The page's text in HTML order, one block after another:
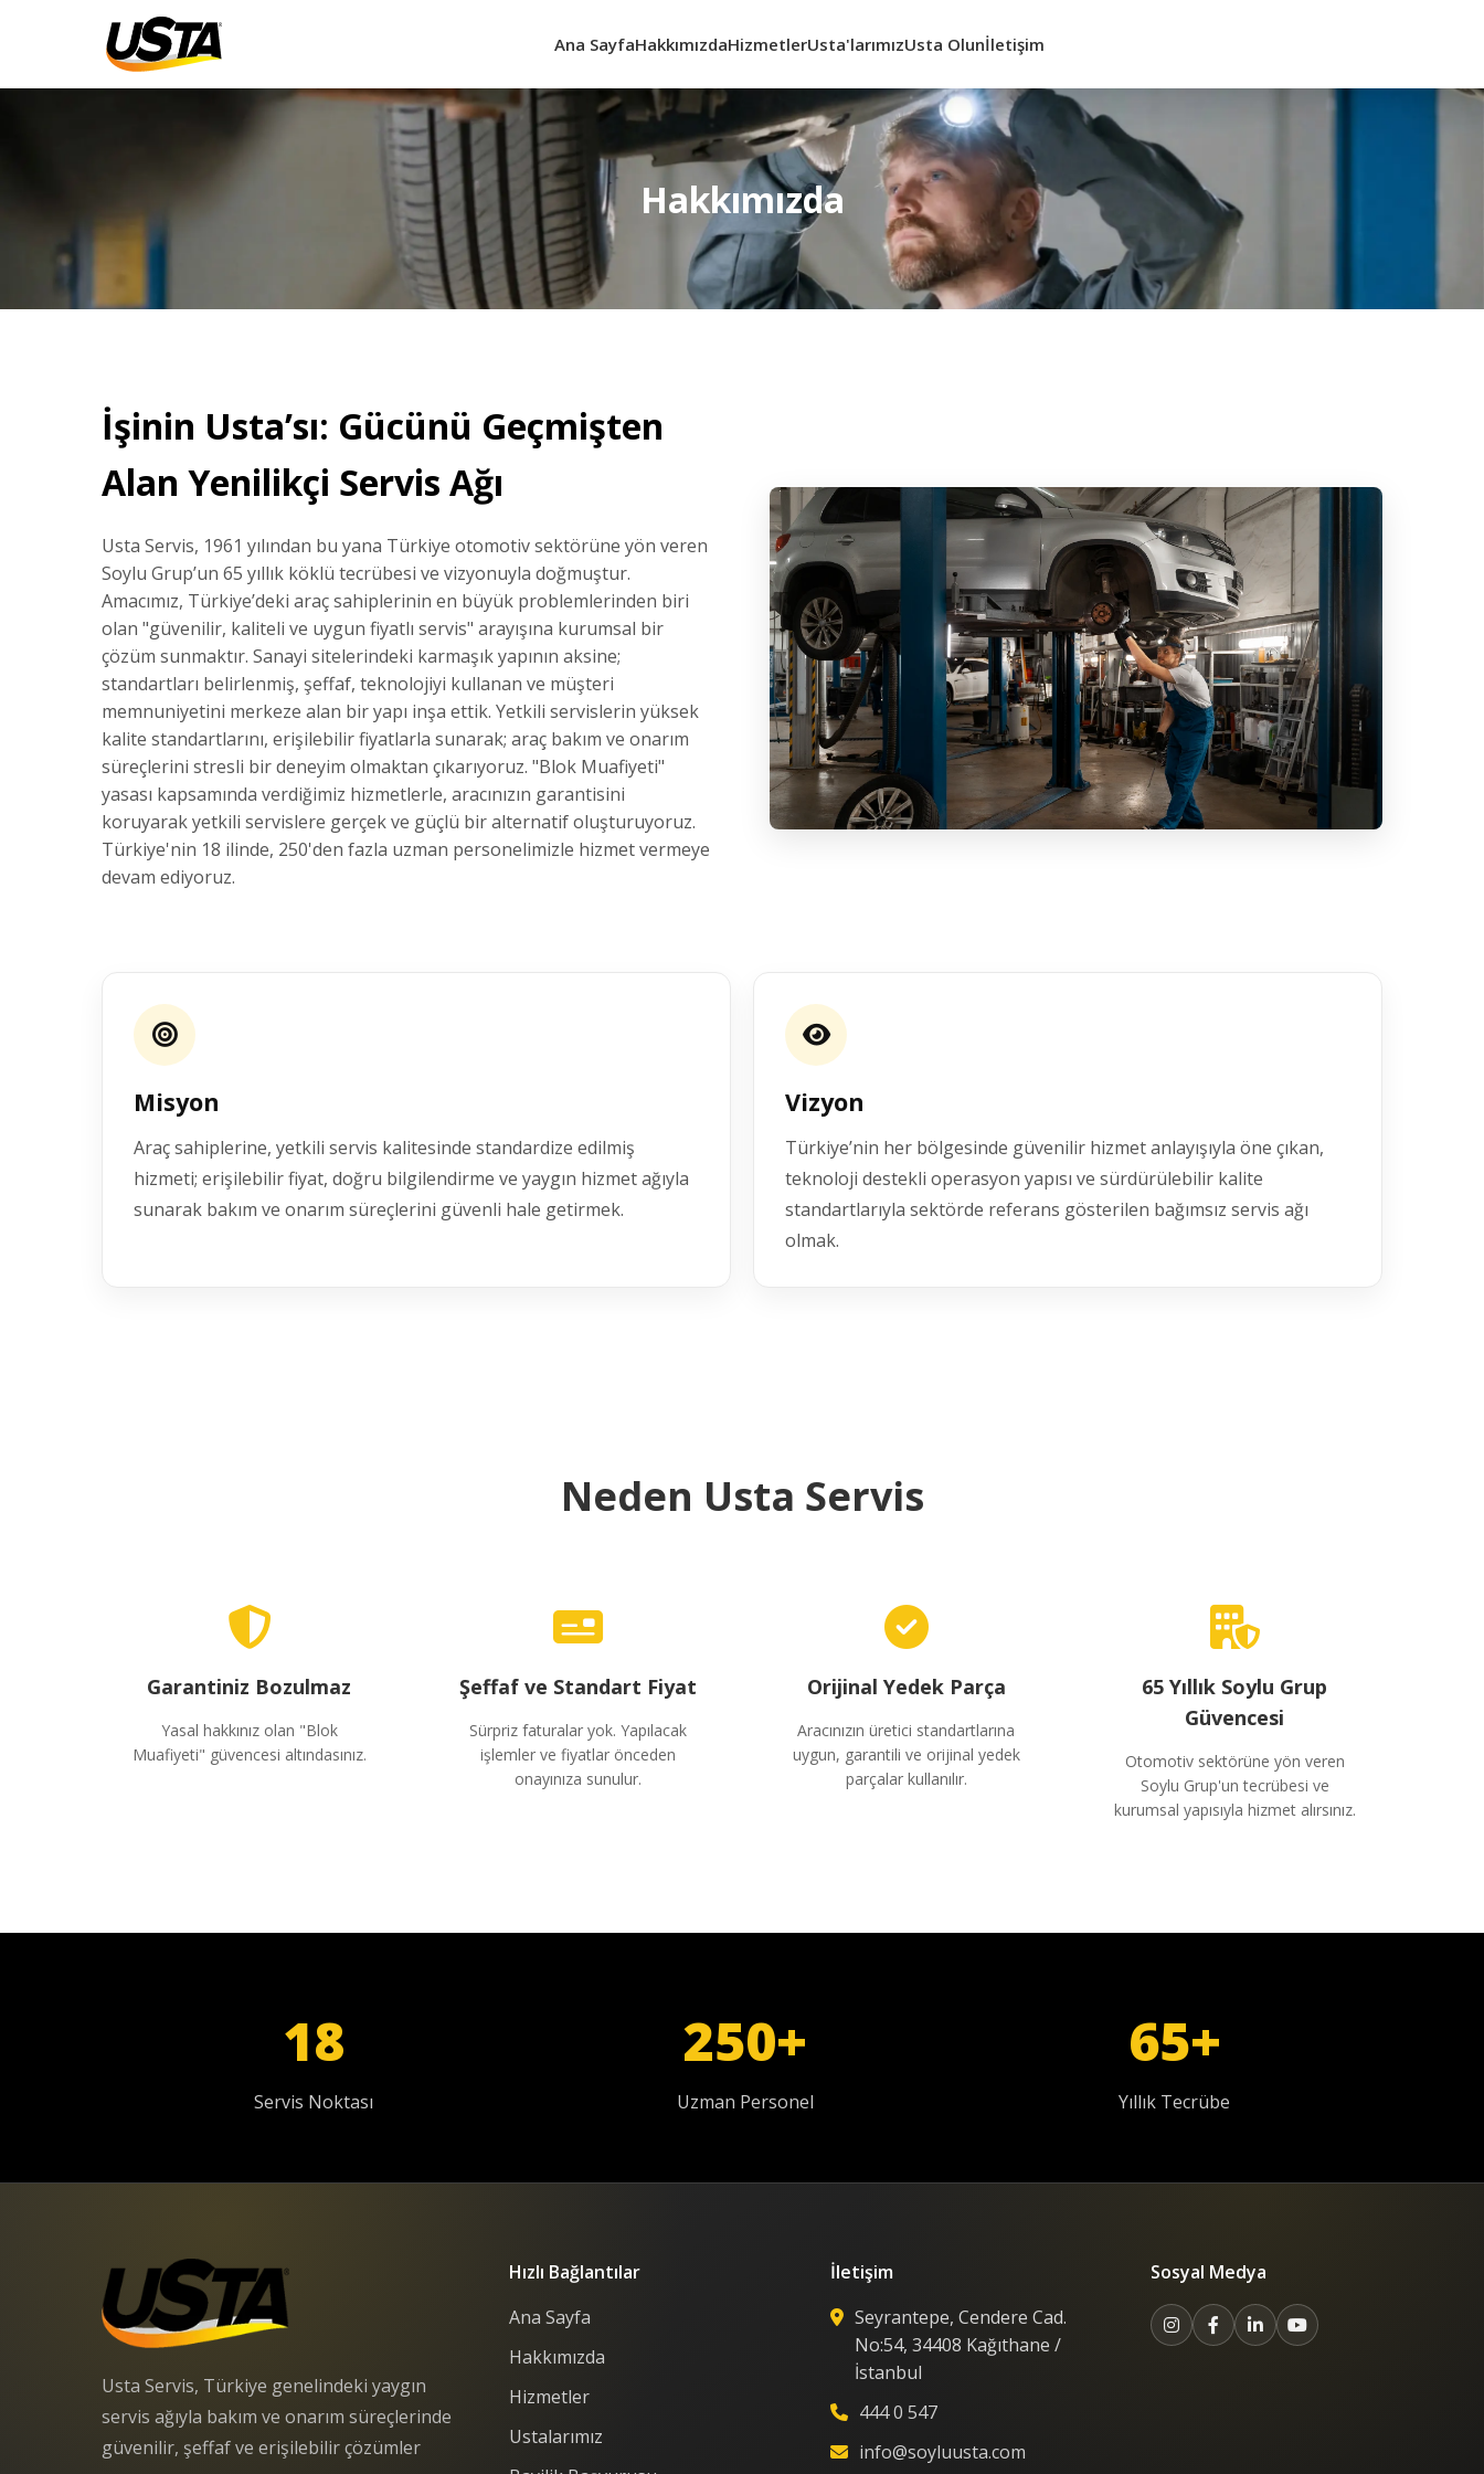
Ana SayfaHakkımızdaHizmetlerUsta'larımızUsta Olunİletişim
Hakkımızda
İşinin Usta’sı: Gücünü Geçmişten
Alan Yenilikçi Servis Ağı
Usta Servis, 1961 yılından bu yana Türkiye otomotiv sektörüne yön veren
Soylu Grup’un 65 yıllık köklü tecrübesi ve vizyonuyla doğmuştur.
Amacımız, Türkiye’deki araç sahiplerinin en büyük problemlerinden biri
olan "güvenilir, kaliteli ve uygun fiyatlı servis" arayışına kurumsal bir
çözüm sunmaktır. Sanayi sitelerindeki karmaşık yapının aksine;
standartları belirlenmiş, şeffaf, teknolojiyi kullanan ve müşteri
memnuniyetini merkeze alan bir yapı inşa ettik. Yetkili servislerin yüksek
kalite standartlarını, erişilebilir fiyatlarla sunarak; araç bakım ve onarım
süreçlerini stresli bir deneyim olmaktan çıkarıyoruz. "Blok Muafiyeti"
yasası kapsamında verdiğimiz hizmetlerle, aracınızın garantisini
koruyarak yetkili servislere gerçek ve güçlü bir alternatif oluşturuyoruz.
Türkiye'nin 18 ilinde, 250'den fazla uzman personelimizle hizmet vermeye
devam ediyoruz.
Misyon
Araç sahiplerine, yetkili servis kalitesinde standardize edilmiş
hizmeti; erişilebilir fiyat, doğru bilgilendirme ve yaygın hizmet ağıyla
sunarak bakım ve onarım süreçlerini güvenli hale getirmek.
Vizyon
Türkiye’nin her bölgesinde güvenilir hizmet anlayışıyla öne çıkan,
teknoloji destekli operasyon yapısı ve sürdürülebilir kalite
standartlarıyla sektörde referans gösterilen bağımsız servis ağı
olmak.
Neden Usta Servis
Garantiniz Bozulmaz
Yasal hakkınız olan "Blok
Muafiyeti" güvencesi altındasınız.
Şeffaf ve Standart Fiyat
Sürpriz faturalar yok. Yapılacak
işlemler ve fiyatlar önceden
onayınıza sunulur.
Orijinal Yedek Parça
Aracınızın üretici standartlarına
uygun, garantili ve orijinal yedek
parçalar kullanılır.
65 Yıllık Soylu Grup
Güvencesi
Otomotiv sektörüne yön veren
Soylu Grup'un tecrübesi ve
kurumsal yapısıyla hizmet alırsınız.
18
Servis Noktası
250+
Uzman Personel
65+
Yıllık Tecrübe
Usta Servis, Türkiye genelindeki yaygın
servis ağıyla bakım ve onarım süreçlerinde
güvenilir, şeffaf ve erişilebilir çözümler
Hızlı Bağlantılar
Ana Sayfa
Hakkımızda
Hizmetler
Ustalarımız
İletişim
Seyrantepe, Cendere Cad.
No:54, 34408 Kağıthane /
İstanbul
444 0 547
info@soyluusta.com
Sosyal Medya